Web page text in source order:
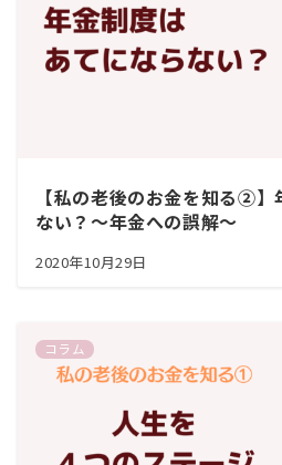
【私の老後のお金を知る②
ない？～年金への誤解～
2020年10月29日
コラム